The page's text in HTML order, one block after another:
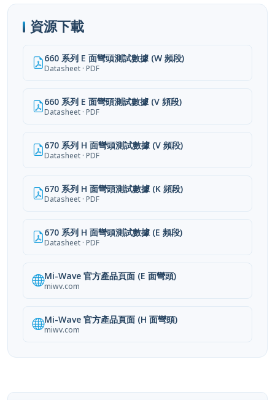
Datasheet · PDF
Datasheet · PDF
Datasheet · PDF
Datasheet · PDF
Datasheet · PDF
miwv.com
miwv.com
台灣官方代理 原廠技術支援 24 小時內回覆 原廠保固